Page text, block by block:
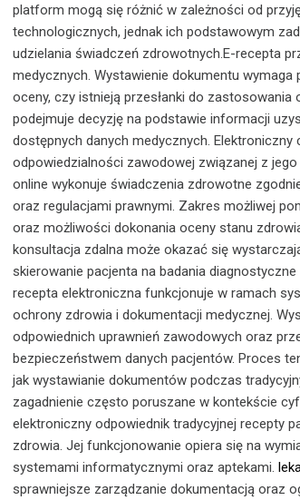
platform mogą się różnić w zależności od
technologicznych, jednak ich podstawowym
udzielania świadczeń zdrowotnych.E-recepta
medycznych. Wystawienie dokumentu
oceny, czy istnieją przesłanki do zastosowania
podejmuje decyzję na podstawie informacji
dostępnych danych medycznych.
odpowiedzialności zawodowej związanej z
online wykonuje świadczenia zdrowotne
oraz regulacjami prawnymi. Zakres możliwej
oraz możliwości dokonania oceny stanu
konsultacja zdalna może okazać się
skierowanie pacjenta na badania
recepta elektroniczna funkcjonuje w ramach
ochrony zdrowia i dokumentacji medycznej.
odpowiednich uprawnień zawodowych oraz
bezpieczeństwem danych pacjentów. Proces
jak wystawianie dokumentów podczas
zagadnienie często poruszane w kontekście
elektroniczny odpowiednik tradycyjnej recepty
zdrowia. Jej funkcjonowanie opiera się na
systemami informatycznymi oraz aptekami.
sprawniejsze zarządzanie dokumentacją oraz